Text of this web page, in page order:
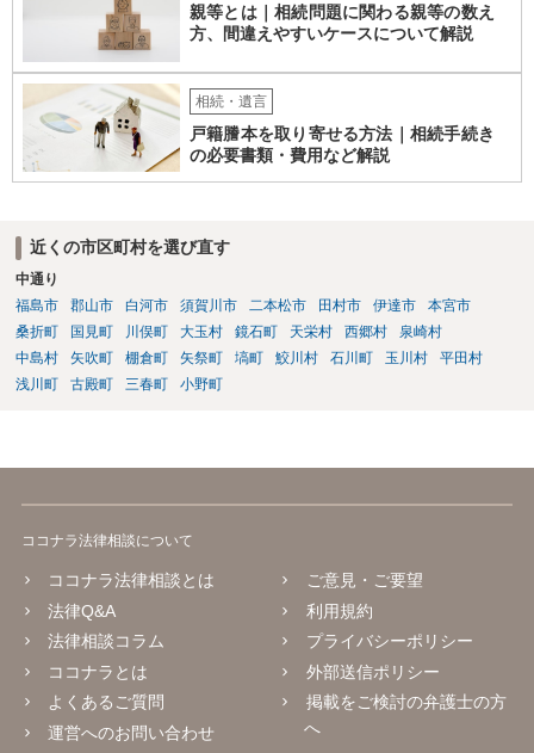
親等とは｜相続問題に関わる親等の数え
方、間違えやすいケースについて解説
相続・遺言
戸籍謄本を取り寄せる方法｜相続手続き
の必要書類・費用など解説
近くの市区町村を選び直す
中通り
福島市
郡山市 白河市 須賀川市 二本松市 田村市 伊達市
本宮市
桑折町
国見町 川俣町 大玉村 鏡石町 天栄村 西郷村
泉崎村
中島村
矢吹町 棚倉町 矢祭町 塙町 鮫川村 石川町 玉川村
平田村
浅川町
古殿町 三春町 小野町
ココナラ法律相談について
ココナラ法律相談とは
法律Q&A
法律相談コラム
ココナラとは
よくあるご質問
運営へのお問い合わせ
ご意見・ご要望
利用規約
プライバシーポリシー
外部送信ポリシー
掲載をご検討の弁護士の方
へ